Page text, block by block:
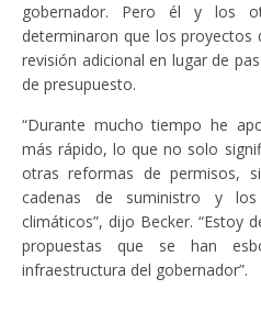
gobernador. Pero él y los
determinaron que los proyectos
revisión adicional en lugar de
de presupuesto.
“Durante mucho tiempo he
más rápido, lo que no solo
otras reformas de permisos,
cadenas de suministro y
climáticos”, dijo Becker. “Estoy
propuestas que se han
infraestructura del gobernador”.